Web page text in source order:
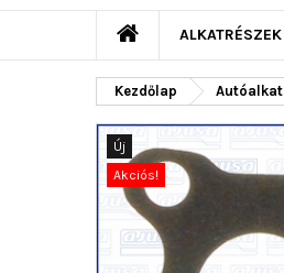
ALKATRÉSZEK
Kezdőlap
Új
Akciós!